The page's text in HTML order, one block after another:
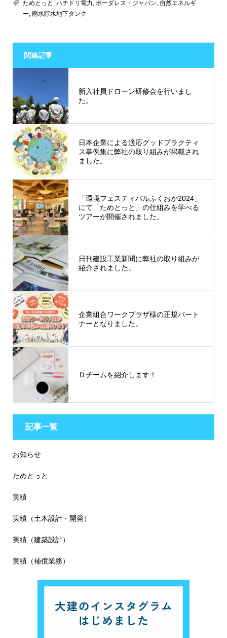
ためとっと , ハチドリ電力, ボーダレス・ジャパン, 自然エネルギ
ー, 雨水貯水地下タンク
関連記事
新入社員ドローン研修会を行いまし
た。
日本企業による適応グッドプラクティ
ス事例集に弊社の取り組みが掲載され
ました。
「環境フェスティバルふくおか2024」
にて「ためとっと」の仕組みを学べる
ツアーが開催されました。
日刊建設工業新聞に弊社の取り組みが
紹介されました。
企業組合ワークプラザ様の正規パート
ナーとなりました。
Ｄチームを紹介します！
記事一覧
お知らせ
ためとっと
実績
実績（土木設計・開発）
実績（建築設計）
実績（補償業務）